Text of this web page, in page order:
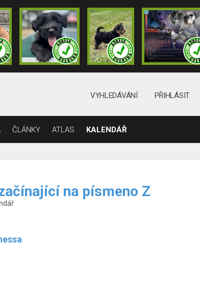
VYHLEDÁVÁNÍ PŘIHLÁSIT
ČLÁNKY ATLAS KALENDÁŘ
na písmeno Z